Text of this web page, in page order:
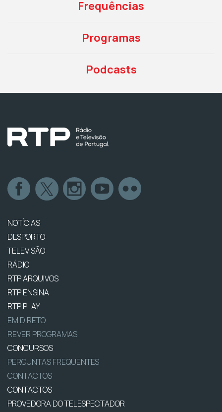
Frequências
Programas
Podcasts
NOTÍCIAS
DESPORTO
TELEVISÃO
RÁDIO
RTP ARQUIVOS
RTP ENSINA
RTP PLAY
EM DIRETO
REVER PROGRAMAS
CONCURSOS
PERGUNTAS FREQUENTES
CONTACTOS
CONTACTOS
PROVEDORA DO TELESPECTADOR